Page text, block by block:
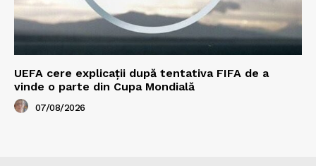
UEFA cere explicații după tentativa FIFA de a
vinde o parte din Cupa Mondială
07/08/2026